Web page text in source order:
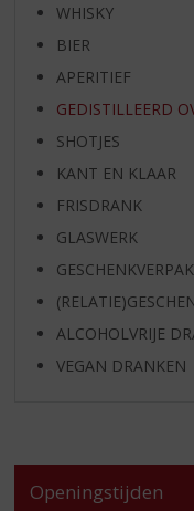
WHISKY
BIER
APERITIEF
GEDISTILLEERD
SHOTJES
KANT EN KLAAR
FRISDRANK
GLASWERK
ALCOHOLVRIJE
VEGAN DRANKEN
Openingstijden